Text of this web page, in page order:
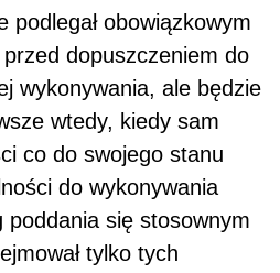
podlegał obowiązkowym
dopuszczeniem do
wykonywania, ale będzie
wtedy, kiedy sam
co do swojego stanu
do wykonywania
się stosownym
tylko tych